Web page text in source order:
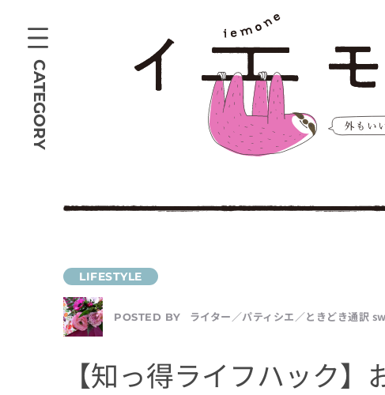
CATEGORY
POSTED BY ライター／パティシエ／ときどき通訳
【知っ得ライフハック